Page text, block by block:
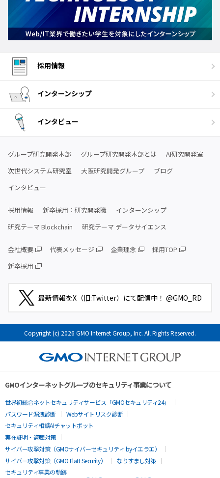
採用情報
インターンシップ
インタビュー
グループ研究開発本部 グループ研究開発本部とは
AI研究開発室
次世代システム研究室
大阪研究開発グループ
ブログ
インタビュー
採用情報 新卒採用：研究開発職
インターンシップ
研究テーマ Blockchain
研究テーマ データサイエンス
会社概要 代表メッセージ 企業理念
採用TOP
新卒採用
最新情報をX（旧:Twitter）にて配信中！ @GMO_RD
Copyright (c) 2026 GMO Internet Group, Inc. All Rights Reserved.
GMOインターネットグループのセキュリティ事業について
世界初総合ネットセキュリティサービス「GMOセキュリティ24」
パスワード漏洩診断
Webサイトリスク診断
セキュリティ相談AIチャットボット
実在証明・盗聴対策
サイバー攻撃対策（GMOサイバーセキュリティ byイエラエ）
サイバー攻撃対策（GMO Flatt Security）
なりすまし対策
セキュリティ事業の軌跡